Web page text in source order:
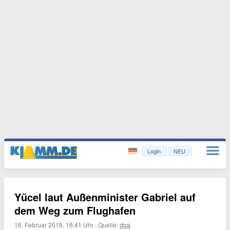
Login NEU
Yücel laut Außenminister Gabriel auf
dem Weg zum Flughafen
16. Februar 2018, 16:41 Uhr ·Quelle:dpa